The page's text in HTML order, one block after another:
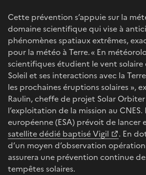
Cette prévention s’appuie sur la
domaine scientifique qui vise à
phénomènes spatiaux extrêmes,
pour la météo à Terre. « En
scientifiques étudient le vent solaire
Soleil et ses interactions avec la
les prochaines éruptions solaires »,
Raulin, cheffe de projet Solar
l’exploitation de la mission au CNES.
européenne (ESA) prévoit de lancer
satellite dédié baptisé Vigil
. En
d’un moyen d’observation
assurera une prévention continue
tempêtes solaires.